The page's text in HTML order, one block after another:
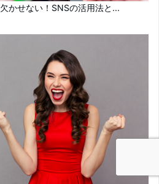
かせない！SNSの活用法と...